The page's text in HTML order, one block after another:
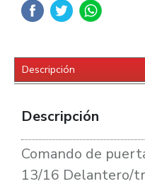
Descripción
Descripción
Comando de
13/16 Delantero/